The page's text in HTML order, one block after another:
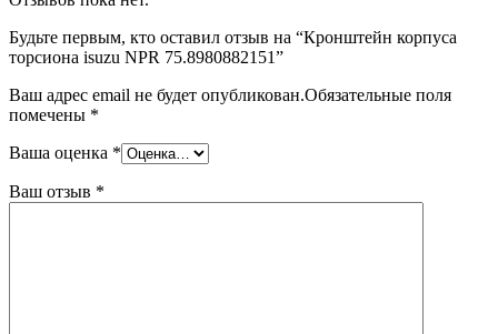
Будьте первым, кто оставил отзыв на “Кронштейн корпуса
торсиона isuzu NPR 75.8980882151”
Ваш адрес email не будет опубликован.Обязательные поля
помечены *
Ваша оценка *
Ваш отзыв *